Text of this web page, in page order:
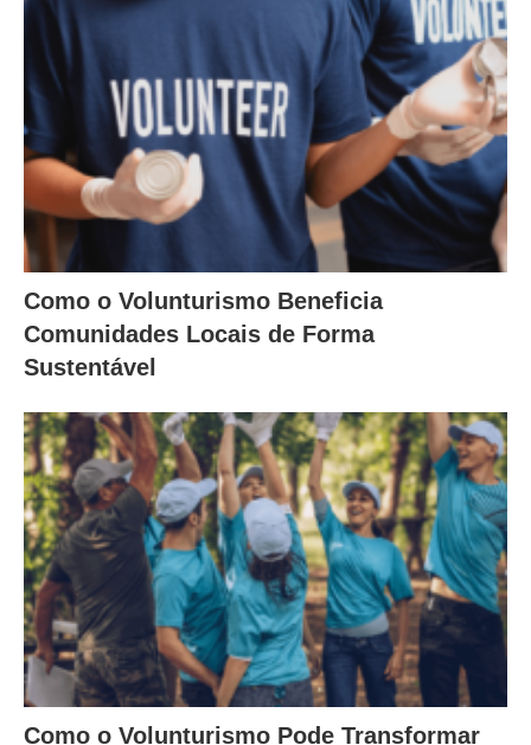
Como o Volunturismo Beneficia
Comunidades Locais de Forma
Sustentável
Como o Volunturismo Pode Transformar